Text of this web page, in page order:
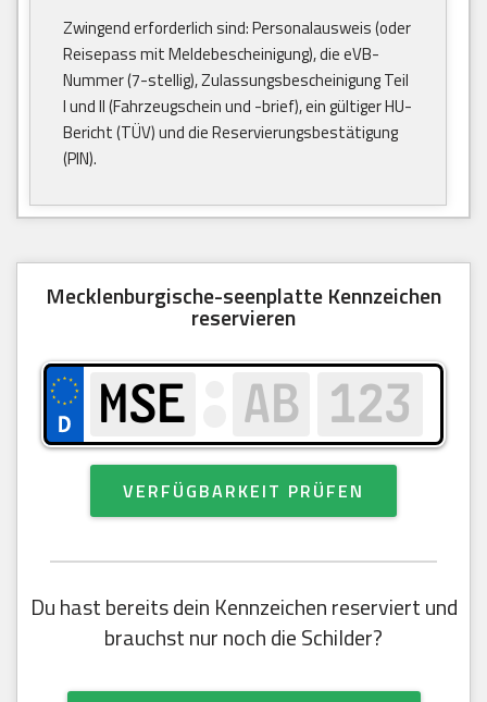
Zwingend erforderlich sind: Personalausweis (oder
Reisepass mit Meldebescheinigung), die eVB-
Nummer (7-stellig), Zulassungsbescheinigung Teil
I und II (Fahrzeugschein und -brief), ein gültiger HU-
Bericht (TÜV) und die Reservierungsbestätigung
(PIN).
Mecklenburgische-seenplatte Kennzeichen
reservieren
VERFÜGBARKEIT PRÜFEN
Du hast bereits dein Kennzeichen reserviert und
brauchst nur noch die Schilder?